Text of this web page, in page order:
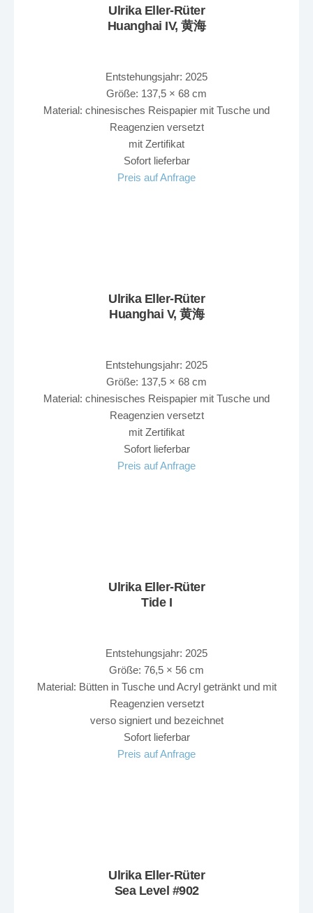
Ulrika Eller-Rüter
Huanghai IV, 黄海
Entstehungsjahr: 2025
Größe: 137,5 × 68 cm
Material: chinesisches Reispapier mit Tusche und
Reagenzien versetzt
mit Zertifikat
Sofort lieferbar
Preis auf Anfrage
Ulrika Eller-Rüter
Huanghai V, 黄海
Entstehungsjahr: 2025
Größe: 137,5 × 68 cm
Material: chinesisches Reispapier mit Tusche und
Reagenzien versetzt
mit Zertifikat
Sofort lieferbar
Preis auf Anfrage
Ulrika Eller-Rüter
Tide I
Entstehungsjahr: 2025
Größe: 76,5 × 56 cm
Material: Bütten in Tusche und Acryl getränkt und mit
Reagenzien versetzt
verso signiert und bezeichnet
Sofort lieferbar
Preis auf Anfrage
Ulrika Eller-Rüter
Sea Level #902